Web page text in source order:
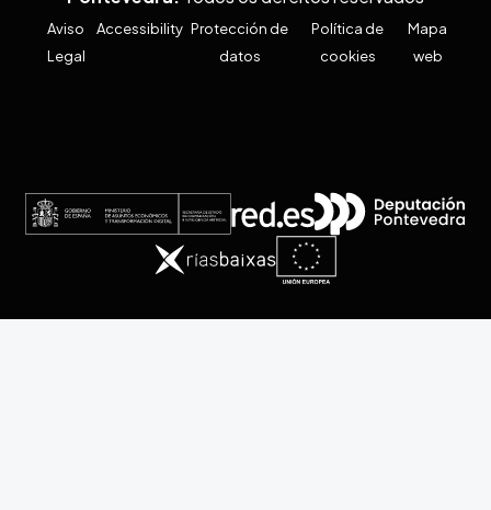
Aviso
Legal
Accessibility Protección de
datos
Política de
cookies
Mapa
web